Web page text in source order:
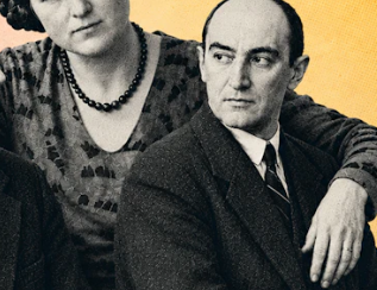
Wir verlassen die journalistische
Filterblase, in der sich viele eingerichtet
haben. Wir öffnen Fenster und bringen
frische Luft in die engen und verstaubten
Debattenräume.
Brauchen Sie auch frische Luft? Dann
folgen Sie einfach dem Button.